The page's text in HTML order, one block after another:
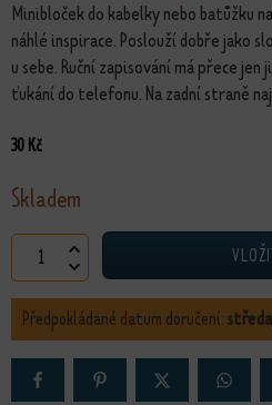
Minibloček do kabelky nebo batůžku
náhlé inspirace. Poslouží dobře jako
u sebe. Ruční zapisování má přece
ťukání do telefonu. Na zadní straně
30 Kč
Skladem
Minibloček Mandala množství
Předpokládané datum doručení: